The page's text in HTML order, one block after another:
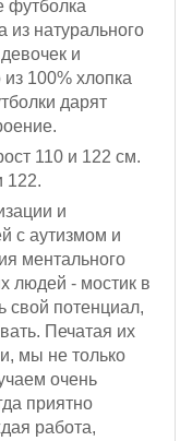
футболка
из натурального
и
100% хлопка
дарят
110 и 122 см.
122.
и
с аутизмом и
ментального
людей - мостик в
свой потенциал,
Печатая их
мы не только
очень
приятно
работа,